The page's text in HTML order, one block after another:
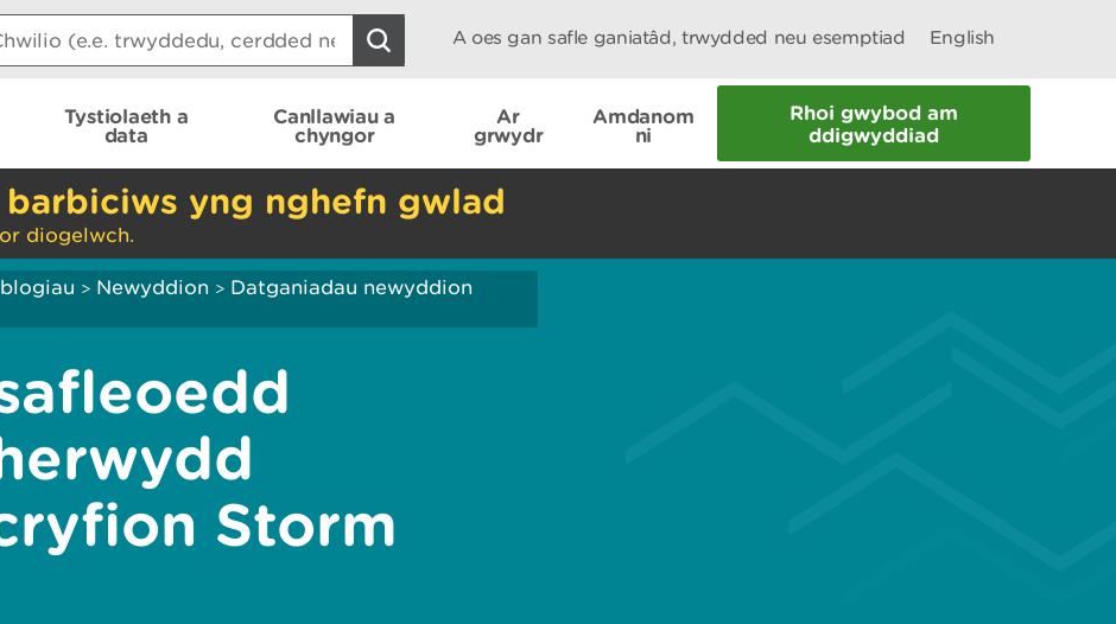
A oes gan safle ganiatâd, trwydded neu esemptiad English
Tystiolaeth a
data
Canllawiau a
chyngor
Ar
grwydr
Amdanom
ni
Rhoi gwybod am
ddigwyddiad
barbiciws yng nghefn gwlad
diogelwch.
> Newyddion > Datganiadau newyddion
Storm